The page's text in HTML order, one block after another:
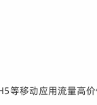
等移动应用流量